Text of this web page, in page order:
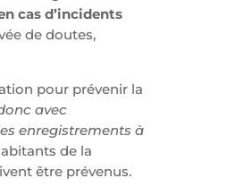
cas d’incidents
de doutes,
pour prévenir la
avec
enregistrements à
de la
être prévenus.